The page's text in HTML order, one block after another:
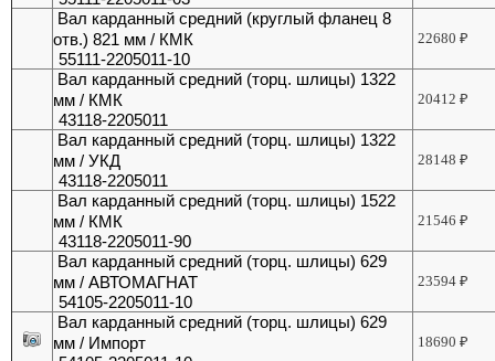
Вал карданный средний (круглый фланец 8
отв.) 821 мм / КМК
55111-2205011-10
22680₽
Вал карданный средний (торц. шлицы) 1322
мм / КМК
43118-2205011
20412₽
Вал карданный средний (торц. шлицы) 1322
мм / УКД
43118-2205011
28148₽
Вал карданный средний (торц. шлицы) 1522
мм / КМК
43118-2205011-90
21546₽
Вал карданный средний (торц. шлицы) 629
мм / АВТОМАГНАТ
54105-2205011-10
23594₽
Вал карданный средний (торц. шлицы) 629
мм / Импорт
18690₽